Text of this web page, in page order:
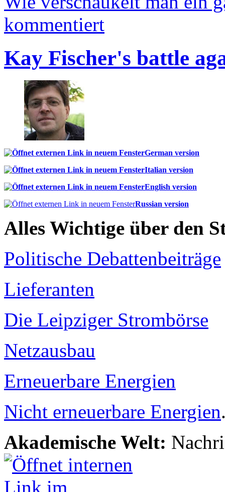
kommentiert
Kay Fischer's battle
German version
Italian version
English version
Russian version
Alles Wichtige über den
Politische Debattenbeiträge
Lieferanten
Die Leipziger Strombörse
Netzausbau
Erneuerbare Energien
Nicht erneuerbare Energien
Akademische Welt: